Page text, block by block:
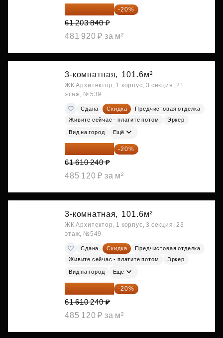
48 963 072 ₽ -20%
61 203 840 ₽
481 920 ₽ за м²
3-комнатная, 101.6м²
ЖК Архитектор, 1 корпус, 3 секция, 21
этаж, №539
Сдана Скидка
Предчистовая отделка
Живите сейчас - платите потом
Эркер
Вид на город Ещё
49 288 192 ₽ -20%
61 610 240 ₽
485 120 ₽ за м²
3-комнатная, 101.6м²
ЖК Архитектор, 1 корпус, 3 секция, 23
этаж, №549
Сдана Скидка
Предчистовая отделка
Живите сейчас - платите потом
Эркер
Вид на город Ещё
49 288 192 ₽ -20%
61 610 240 ₽
485 120 ₽ за м²